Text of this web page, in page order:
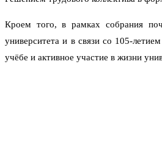
Кроем того, в рамках собрания
университета и в связи со 105-
учёбе и активное участие в жизни